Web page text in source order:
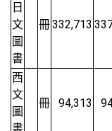
日
文
圖
書
冊332,713
西
文
圖
冊 94,313